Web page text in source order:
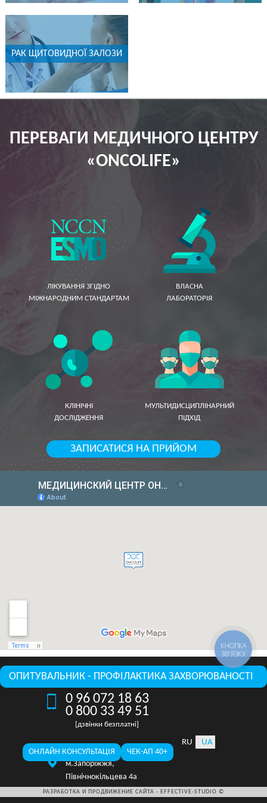
РАК ЩИТОВИДНОЇ ЗАЛОЗИ
ПЕРЕВАГИ МЕДИЧНОГО ЦЕНТРУ
«ОNCOLIFE»
ЛІКУВАННЯ ЗГІДНО
МІЖНАРОДНИМ СТАНДАРТАМ
ВЛАСНА
ЛАБОРАТОРІЯ
КЛІНІЧНІ
ДОСЛІДЖЕННЯ
МУЛЬТИДИСЦИПЛІНАРНИЙ
ПІДХІД
ЗАПИСАТИСЯ НА ПРИЙОМ
ОПИТУВАЛЬНИК - ПРОФІЛАКТИКА ЗАХВОРЮВАНОСТІ
0 96 072 18 63
0 800 33 49 51
[дзвінки безплатні]
ОНЛАЙН КОНСУЛЬТАЦІЯ
ЧЕК-АП 40+
м.Запоріжжя,
Північнокільцева 4а
RU UA
РАЗРАБОТКА И ПРОДВИЖЕНИЕ САЙТА - EFFECTIVE-STUDIO ©
КНОПКА
ЗВ'ЯЗКУ